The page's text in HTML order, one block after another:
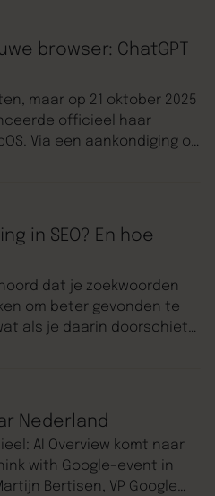
browser: ChatGPT
maar op 21 oktober 2025
officieel haar
Via een aankondiging op
zet OpenAI een
van search.
in SEO? En hoe
dat je zoekwoorden
om beter gevonden te
als je daarin doorschiet?
in werkelijkheid kan het
Laten we eens goed
is en hoe je
daardoor slechter scoort
Nederland
AI Overview komt naar
with Google-event in
Bertisen, VP Google